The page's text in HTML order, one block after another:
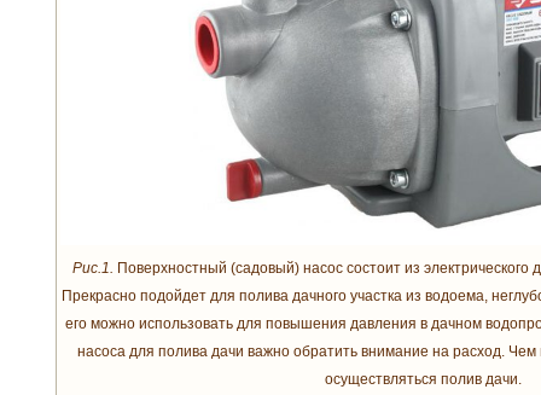
Рис.1. Поверхностный (садовый) насос состоит из
Прекрасно подойдет для полива дачного участка из водоема,
его можно использовать для повышения давления в дачном
насоса для полива дачи важно обратить внимание на расход.
осуществляться полив дачи.